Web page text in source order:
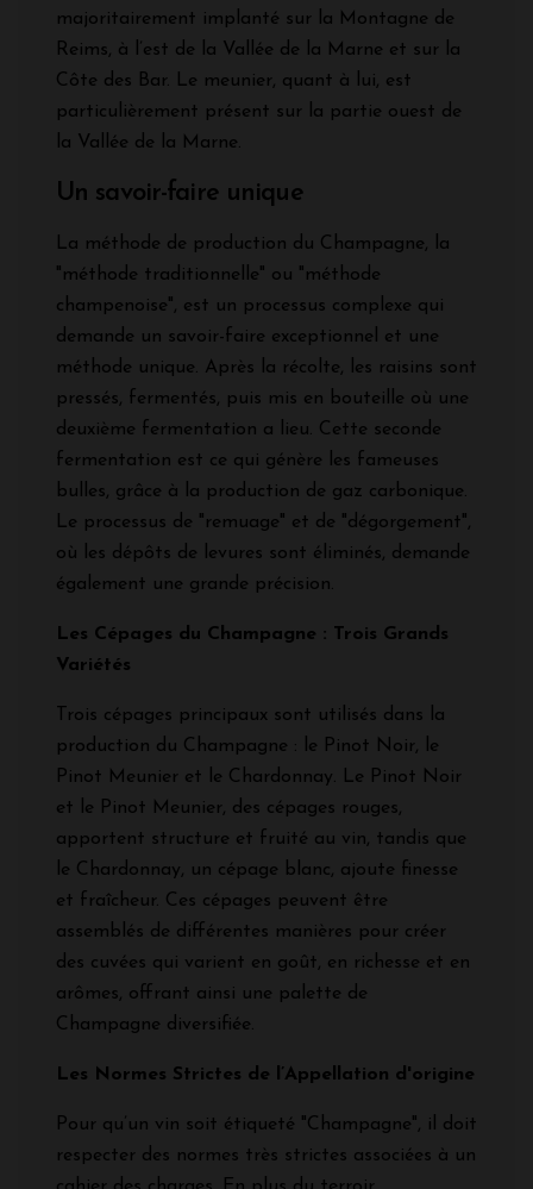
majoritairement implanté sur la Montagne de
Reims, à l’est de la Vallée de la Marne et sur la
Côte des Bar. Le meunier, quant à lui, est
particulièrement présent sur la partie ouest de
la Vallée de la Marne.
Un savoir-faire unique
La méthode de production du Champagne, la
"méthode traditionnelle" ou "méthode
champenoise", est un processus complexe qui
demande un savoir-faire exceptionnel et une
méthode unique. Après la récolte, les raisins sont
pressés, fermentés, puis mis en bouteille où une
deuxième fermentation a lieu. Cette seconde
fermentation est ce qui génère les fameuses
bulles, grâce à la production de gaz carbonique.
Le processus de "remuage" et de "dégorgement",
où les dépôts de levures sont éliminés, demande
également une grande précision.
Les Cépages du Champagne : Trois Grands
Variétés
Trois cépages principaux sont utilisés dans la
production du Champagne : le Pinot Noir, le
Pinot Meunier et le Chardonnay. Le Pinot Noir
et le Pinot Meunier, des cépages rouges,
apportent structure et fruité au vin, tandis que
le Chardonnay, un cépage blanc, ajoute finesse
et fraîcheur. Ces cépages peuvent être
assemblés de différentes manières pour créer
des cuvées qui varient en goût, en richesse et en
arômes, offrant ainsi une palette de
Champagne diversifiée.
Les Normes Strictes de l’Appellation d'origine
Pour qu’un vin soit étiqueté "Champagne", il doit
respecter des normes très strictes associées à un